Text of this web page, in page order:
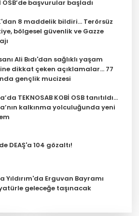
OSB’de başvurular başladı
8 maddelik bildiri... Terörsüz
bölgesel güvenlik ve Gazze
Ali Bıdı'dan sağlıklı yaşam
dikkat çeken açıklamalar... 77
gençlik mucizesi
TEKNOSAB KOBİ OSB tanıtıldı...
kalkınma yolculuğunda yeni
DEAŞ'a 104 gözaltı!
Yıldırım'da Erguvan Bayramı
geleceğe taşınacak